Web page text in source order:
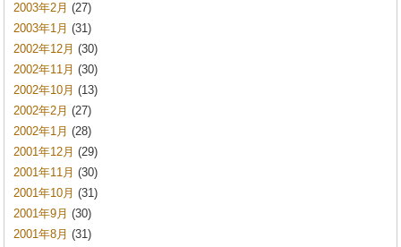
2003年2月 (27)
2003年1月 (31)
2002年12月 (30)
2002年11月 (30)
2002年10月 (13)
2002年2月 (27)
2002年1月 (28)
2001年12月 (29)
2001年11月 (30)
2001年10月 (31)
2001年9月 (30)
2001年8月 (31)